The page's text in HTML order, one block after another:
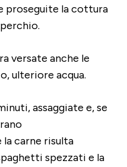
proseguite la cottura
versate anche le
ulteriore acqua.
assaggiate e, se
carne risulta
spezzati e la